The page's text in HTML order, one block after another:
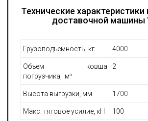
Наличие полноценного сервисного
техподдержки в круглосуточном
Предоставление заказчику всей
включая руководство по
Передача только надежной,
работоспособной техники,
Гарантированная поставка
соответствии с предусмотренной
комплектацией.
Технические характеристики
доставочной машины
Грузоподъемность, кг 4000
Объем ковша
погрузчика, м³
2
Высота выгрузки, мм 1700
Макс. тяговое усилие, кН 100